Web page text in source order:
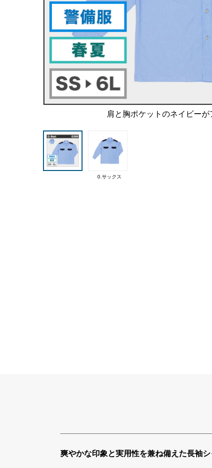
肩と胸ポケットのネイビーが
0.サックス
爽やかな印象と実用性を兼ね備えた長袖シ